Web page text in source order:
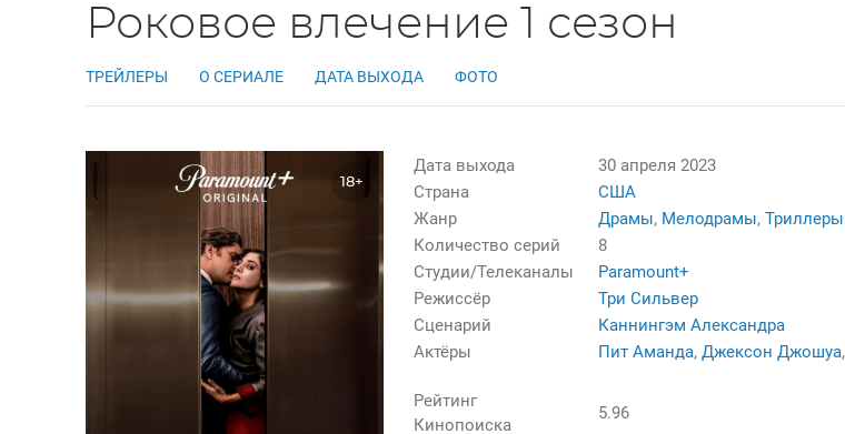
Роковое влечение 1 сезон
ТРЕЙЛЕРЫ О СЕРИАЛЕ ДАТА ВЫХОДА ФОТО
18+
Дата выхода
30 апреля 2023
Страна
США
Жанр
Драмы, Мелодрамы,Триллеры
Количество серий
8
Студии/Телеканалы
Paramount+
Режиссёр
Три Сильвер
Сценарий
Каннингэм Александра
Актёры
Пит Аманда, Джексон Джошуа,
Рейтинг
Кинопоиска
5.96